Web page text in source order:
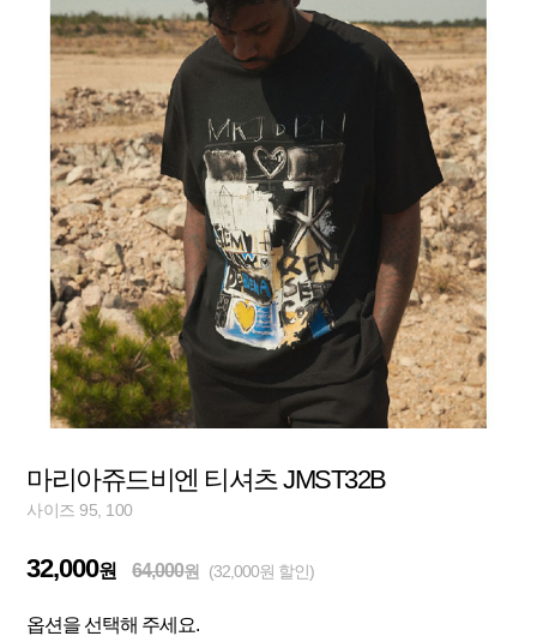
마리아쥬드비엔 티셔츠 JMST32B
사이즈 95, 100
32,000원 64,000원 (32,000원 할인)
옵션을 선택해 주세요.